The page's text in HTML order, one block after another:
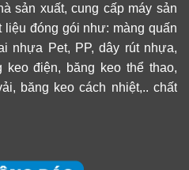
sản xuất, cung cấp máy sản
liệu đóng gói như: màng quấn
nhựa Pet, PP, dây rút nhựa,
keo điện, băng keo thể thao,
băng keo cách nhiệt,.. chất